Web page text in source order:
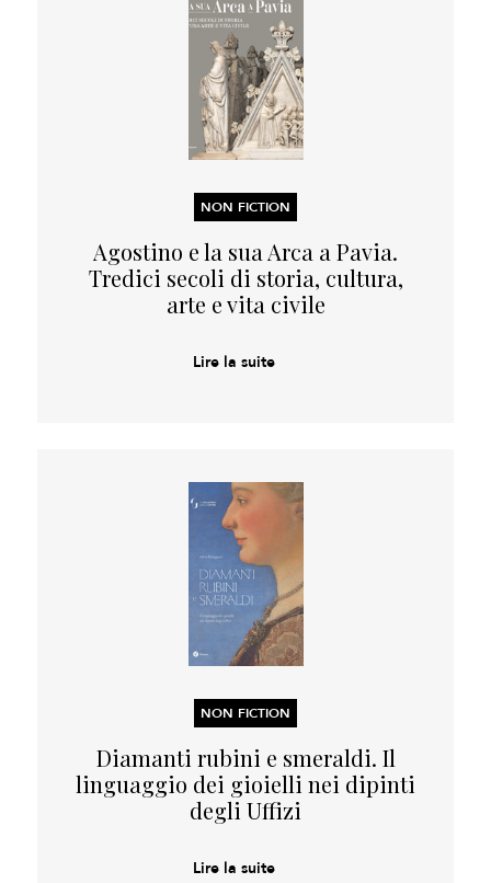
NON FICTION
Agostino e la sua Arca a Pavia.
Tredici secoli di storia, cultura,
arte e vita civile
Lire la suite
NON FICTION
Diamanti rubini e smeraldi. Il
linguaggio dei gioielli nei dipinti
degli Uffizi
Lire la suite